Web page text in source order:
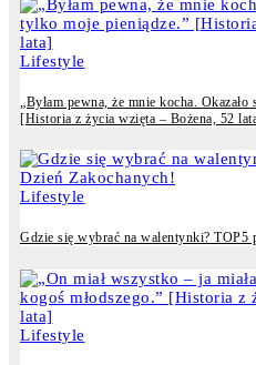
Lifestyle
„Byłam pewna, że mnie kocha.
[Historia z życia wzięta – Bożena, 52
Lifestyle
Gdzie się wybrać na walentynki? TOP5
Lifestyle